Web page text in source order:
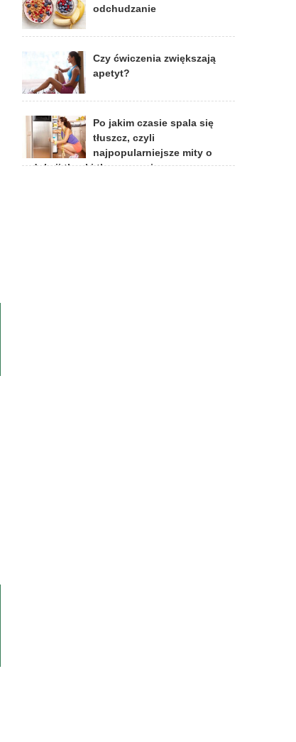
odchudzanie
Czy ćwiczenia zwiększają
apetyt?
Po jakim czasie spala się
tłuszcz, czyli
najpopularniejsze mity o
redukcji tkanki tłuszczowej